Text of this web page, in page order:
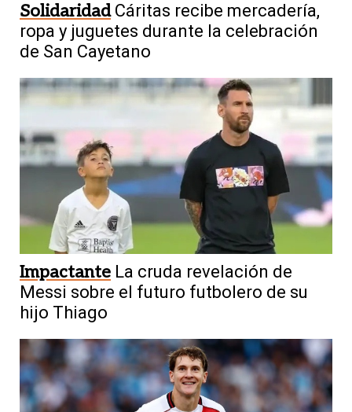
Solidaridad Cáritas recibe mercadería,
ropa y juguetes durante la celebración
de San Cayetano
Impactante La cruda revelación de
Messi sobre el futuro futbolero de su
hijo Thiago